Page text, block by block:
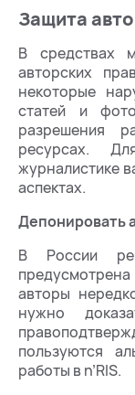
Защита
В средствах
авторских
некоторые
статей и
разрешения
ресурсах.
журналистике
аспектах.
Депонировать
В России
авторы
нужно
пользуются
работы в n’RIS.